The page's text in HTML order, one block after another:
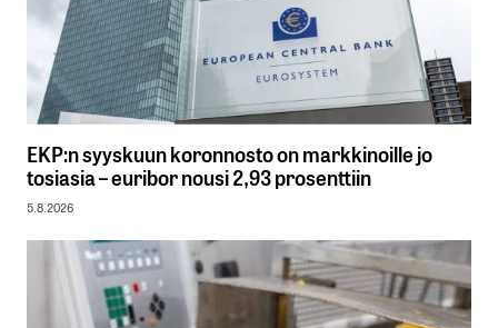
EKP:n syyskuun koronnosto on markkinoille jo
tosiasia – euribor nousi 2,93 prosenttiin
5.8.2026